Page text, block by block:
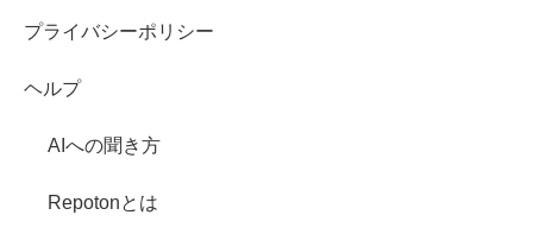
プライバシーポリシー
ヘルプ
AIへの聞き方
Repotonとは